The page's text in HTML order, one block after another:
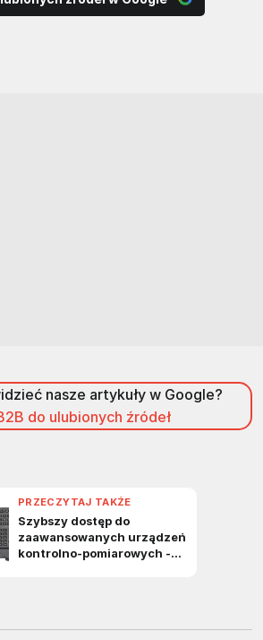
nasze artykuły w Google?
do ulubionych źródeł